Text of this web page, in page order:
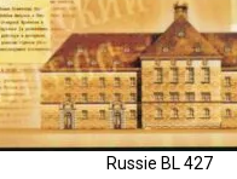
Russie BL 427